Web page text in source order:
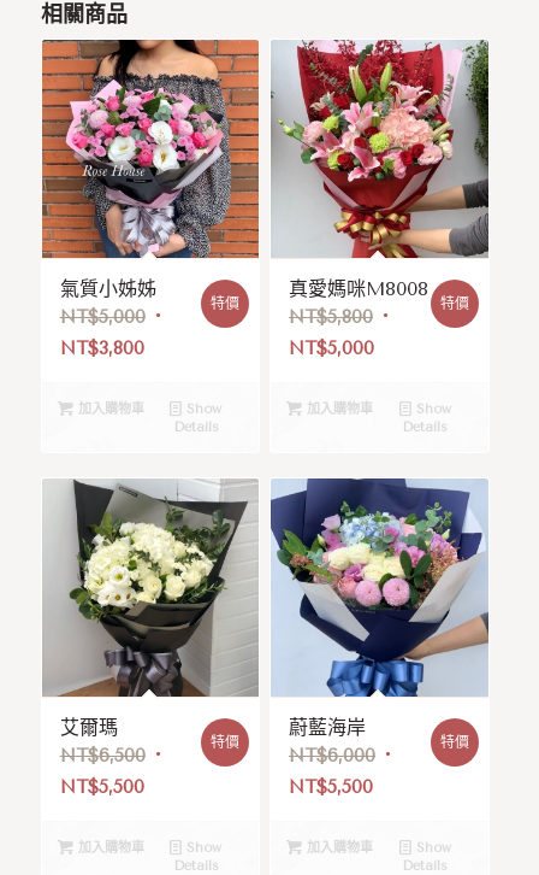
相關商品
氣質小姊姊
NT$5,000
NT$3,800
特價
加入購物車
Show
Details
真愛媽咪M8008
NT$5,800
NT$5,000
特價
加入購物車
Show
Details
艾爾瑪
NT$6,500
NT$5,500
特價
加入購物車
Show
Details
蔚藍海岸
NT$6,000
NT$5,500
特價
加入購物車
Show
Details